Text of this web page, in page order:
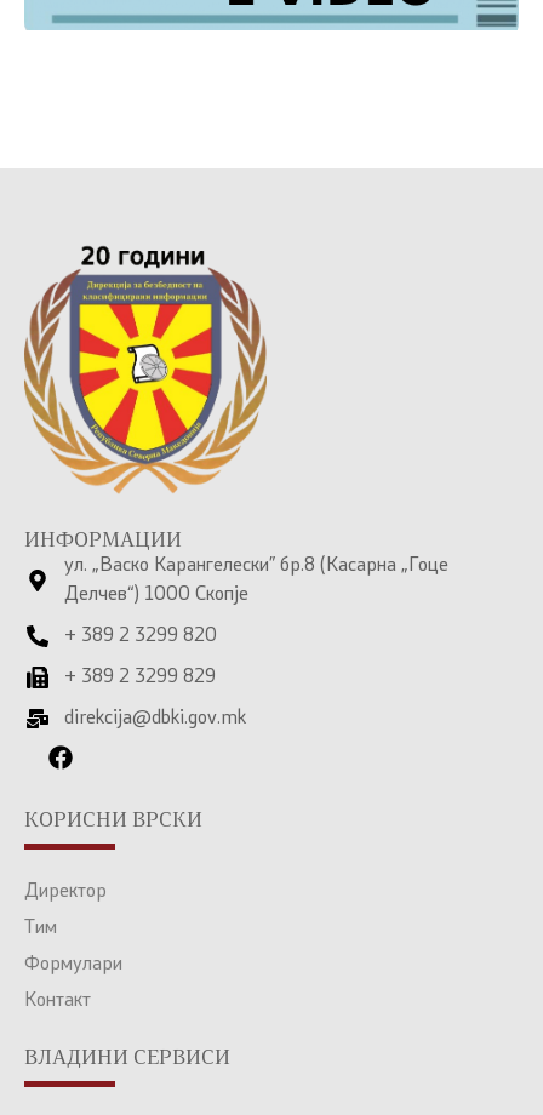
ИНФОРМАЦИИ
ул. „Васко Карангелески” бр.8 (Касарна „Гоце
Делчев“) 1000 Скопје
+ 389 2 3299 820
+ 389 2 3299 829
direkcija@dbki.gov.mk
КОРИСНИ ВРСКИ
Директор
Тим
Формулари
Контакт
ВЛАДИНИ СЕРВИСИ